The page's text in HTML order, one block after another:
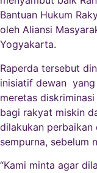
Bantuan Hukum
oleh Aliansi
Yogyakarta.
Raperda tersebut
inisiatif dewan yang
meretas
bagi rakyat miskin
dilakukan perbaikan
sempurna, sebelum
“Kami minta agar